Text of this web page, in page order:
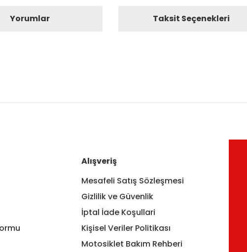
Yorumlar Taksit Seçenekleri
Alışveriş
Mesafeli Satış Sözleşmesi
Gizlilik ve Güvenlik
İptal İade Koşullari
Kişisel Veriler Politikası
Motosiklet Bakım Rehberi